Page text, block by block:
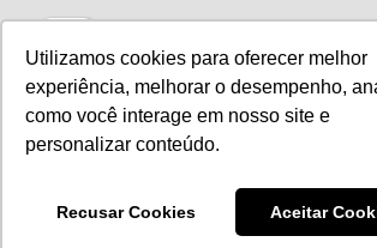
Utilizamos cookies para oferecer melhor
experiência, melhorar o desempenho,
como você interage em nosso site e
personalizar conteúdo.
Recusar Cookies Aceitar
Baixe já